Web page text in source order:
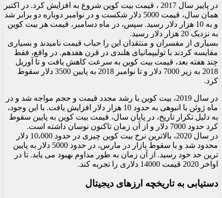
در پاییز سال 2017 ، قیمت بیت کوین شروع به افزایش کرد. در اکتبر
همان سال، قیمت 5000 دلار شکست و در نوامبر دوباره دو برابر شد
و به 10 هزار دلار رسید. سپس، در ماه دسامبر، قیمت هر بیت کوین
به نزدیک 20 هزار دلار رسید.
بسیاری از مفسران و منتقدان این را حباب قیمت نامیدند و بسیاری
مقایسه کردند با تولیپمانیای هلندی در قرن هفدهم. در واقع، فقط
چند هفته بعد، قیمت بیت کوین به سرعت کاهش یافت و تا آوریل
2018 به زیر 7000 دلار و تا نوامبر 2018 به پایین 3500 دلار سقوط
کرد.
در سال 2019، بیت کوین با رشد مجدد قیمت و حجم مواجه شد و در
ماه ژوئن با انبوهی به حدود 10 هزار دلار افزایش یافت. با این وجود،
به دلیل تکرار تاریخ، در پایان سال، قیمت بیت کوین به پایین سقوط
کرد حدود 7000 دلار و از آن زمان تاکنون نوسان داشته است.
در سال 2020، بالاترین نرخ بیت کوین چیزی در حدود 10،000 دلار
محدود شد و با سقوط بازار در مارس، در حدود 5000 دلار به پایین
ترین حد خود رسید. از آن زمان به طور مداوم بهبود می یابد. تا در
اواخر 2020 قیمت 14000 دلاری را تجربه کند.
دستیابی به تاریخچه ارزهای دیجیتال